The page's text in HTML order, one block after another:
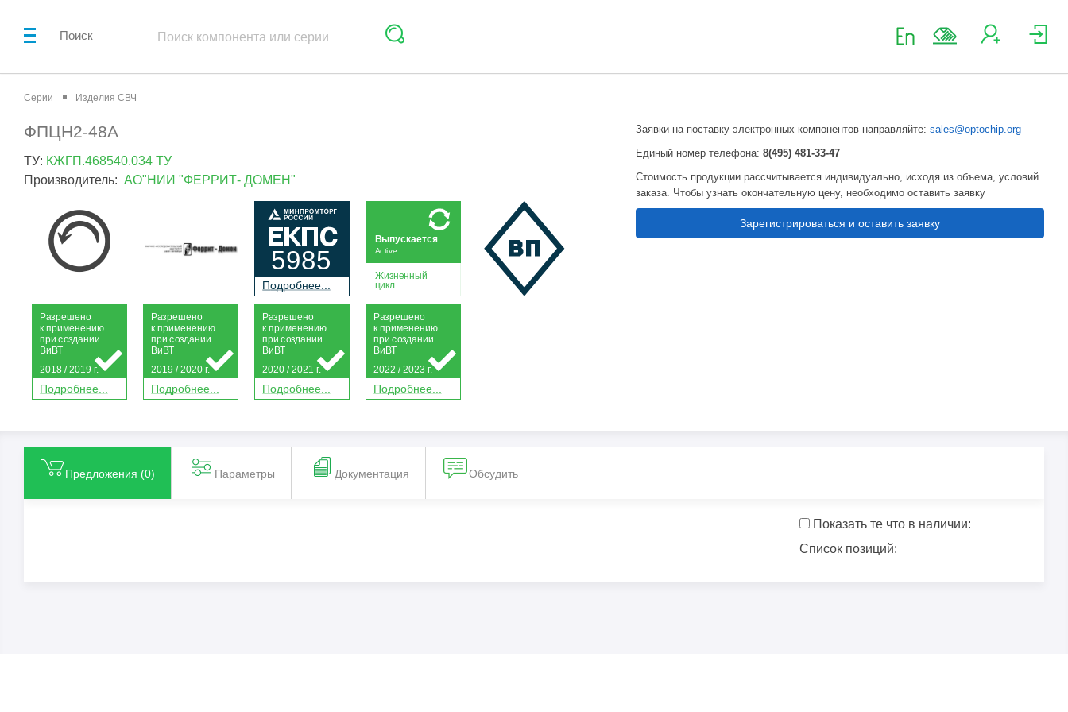
Поиск
Серии Изделия СВЧ
ФПЦН2-48А
ТУ: КЖГП.468540.034 ТУ
Производитель: АО"НИИ "ФЕРРИТ- ДОМЕН"
Подробнее...
5985
Жизненный
цикл
Active
Выпускается
Подробнее...
Разрешено
к применению
присоздании
Ви ВТ
2018 / 2019 г.
Подробнее...
Разрешено
к применению
присоздании
Ви ВТ
2019 / 2020 г.
Подробнее...
Разрешено
к применению
присоздании
Ви ВТ
2020 / 2021 г.
Подробнее...
Разрешено
к применению
присоздании
Ви ВТ
2022 / 2023 г.
Заявки на поставку электронных компонентов направляйте:sales@optochip.org
Единый номер телефона:8(495) 481-33-47
Стоимость продукции рассчитывается индивидуально, исходя из объема, условий
заказа. Чтобы узнать окончательную цену, необходимо оставить заявку
Зарегистрироваться и оставить заявку
Предложения (0) Параметры Документация Обсудить
Показать те что в наличии:
Список позиций: